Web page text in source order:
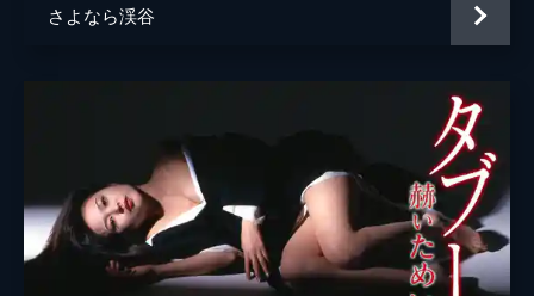
さよなら渓谷